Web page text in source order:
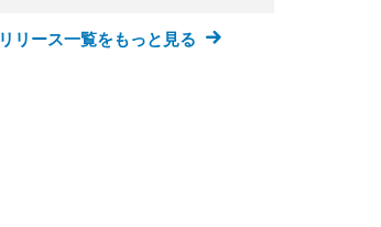
リリース一覧をもっと見る